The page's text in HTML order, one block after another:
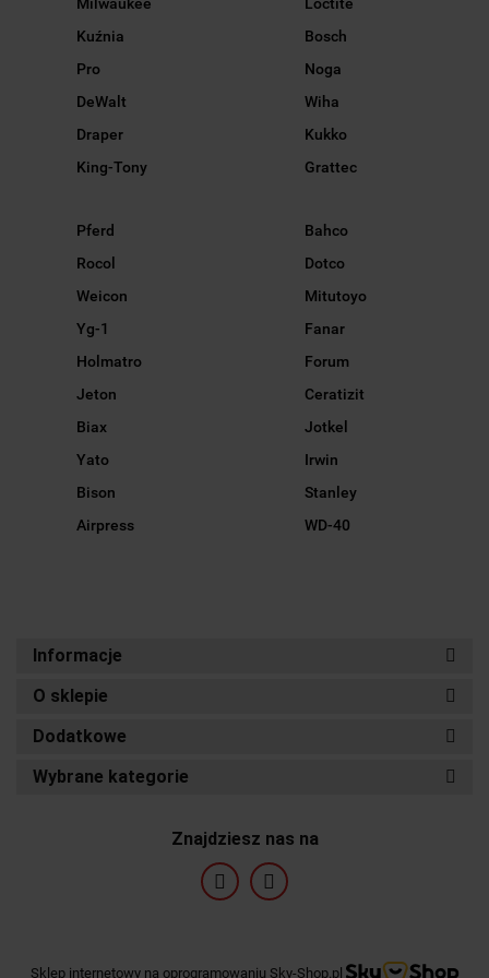
Kuźnia
Pro
DeWalt
Draper
King-Tony
Bosch
Noga
Wiha
Kukko
Grattec
Pferd
Rocol
Weicon
Yg-1
Holmatro
Jeton
Biax
Yato
Bison
Airpress
Bahco
Dotco
Mitutoyo
Fanar
Forum
Ceratizit
Jotkel
Irwin
Stanley
WD-40
Informacje
O sklepie
Dodatkowe
Wybrane kategorie
Znajdziesz nas na
Sklep internetowy na oprogramowaniu Sky-Shop.pl